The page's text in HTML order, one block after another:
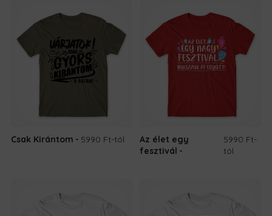
Csak Kirántom 5990 Ft-tól
Az élet egy
fesztivál
5990 Ft-
tól